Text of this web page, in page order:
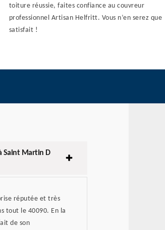
toiture réussie, faites confiance au couvreur
professionnel Artisan Helfritt. Vous n’en serez que
satisfait !
Saint Martin D
réputée et très
tout le 40090. En la
de son